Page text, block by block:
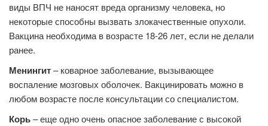
виды ВПЧ не наносят вреда организму человека, но
некоторые способны вызвать злокачественные опухоли.
Вакцина необходима в возрасте 18-26 лет, если не делали
ранее.
Менингит– коварное заболевание, вызывающее
воспаление мозговых оболочек. Вакцинировать можно в
любом возрасте после консультации со специалистом.
Корь– еще одно очень опасное заболевание с высокой